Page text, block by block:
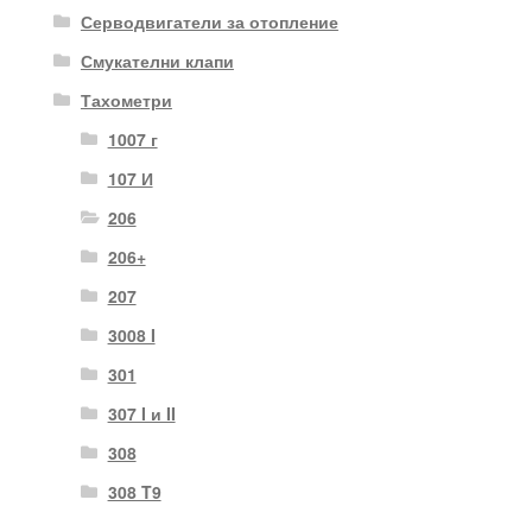
Серводвигатели за отопление
Смукателни клапи
Тахометри
1007 г
107 И
206
206+
207
3008 I
301
307 I и II
308
308 T9